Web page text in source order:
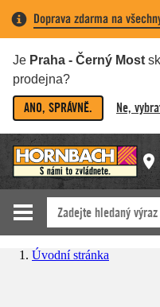
Doprava zdarma na
Je Praha - Černý Most
prodejna?
ANO, SPRÁVNĚ. Ne,
Úvodní stránka